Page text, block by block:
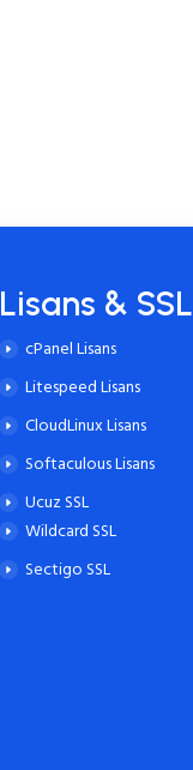
Lisans & SSL
cPanel Lisans
Litespeed Lisans
CloudLinux Lisans
Softaculous Lisans
Ucuz SSL
Wildcard SSL
Sectigo SSL